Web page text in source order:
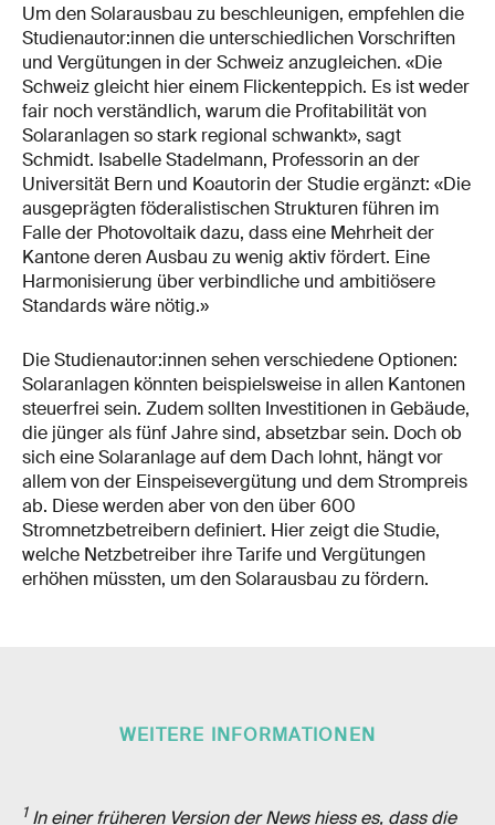
Um den Solarausbau zu beschleunigen, empfehlen die
Studienautor:innen die unterschiedlichen Vorschriften
und Vergütungen in der Schweiz anzugleichen. «Die
Schweiz gleicht hier einem Flickenteppich. Es ist weder
fair noch verständlich, warum die Profitabilität von
Solaranlagen so stark regional schwankt», sagt
Schmidt. Isabelle Stadelmann, Professorin an der
Universität Bern und Koautorin der Studie ergänzt: «Die
ausgeprägten föderalistischen Strukturen führen im
Falle der Photovoltaik dazu, dass eine Mehrheit der
Kantone deren Ausbau zu wenig aktiv fördert. Eine
Harmonisierung über verbindliche und ambitiösere
Standards wäre nötig.»
Die Studienautor:innen sehen verschiedene Optionen:
Solaranlagen könnten beispielsweise in allen Kantonen
steuerfrei sein. Zudem sollten Investitionen in Gebäude,
die jünger als fünf Jahre sind, absetzbar sein. Doch ob
sich eine Solaranlage auf dem Dach lohnt, hängt vor
allem von der Einspeisevergütung und dem Strompreis
ab. Diese werden aber von den über 600
Stromnetzbetreibern definiert. Hier zeigt die Studie,
welche Netzbetreiber ihre Tarife und Vergütungen
erhöhen müssten, um den Solarausbau zu fördern.
WEITERE INFORMATIONEN
1In einer früheren Version der News hiess es, dass die